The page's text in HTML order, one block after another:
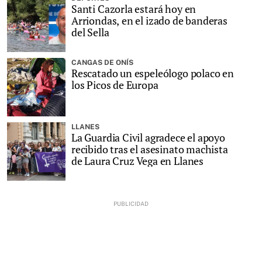
Santi Cazorla estará hoy en
Arriondas, en el izado de banderas
del Sella
CANGAS DE ONÍS
Rescatado un espeleólogo polaco en
los Picos de Europa
LLANES
La Guardia Civil agradece el apoyo
recibido tras el asesinato machista
de Laura Cruz Vega en Llanes